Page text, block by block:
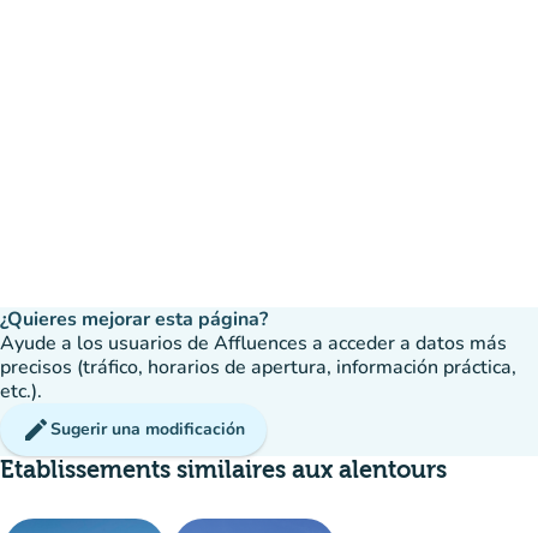
¿Quieres mejorar esta página?
Ayude a los usuarios de Affluences a acceder a datos más
precisos (tráfico, horarios de apertura, información práctica,
etc.).
editSugerir una modificación
Etablissements similaires aux alentours